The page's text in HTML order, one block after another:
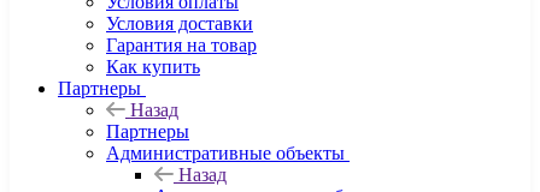
Условия доставки
Гарантия на товар
Как купить
Партнеры
Назад
Партнеры
Административные объекты
Назад